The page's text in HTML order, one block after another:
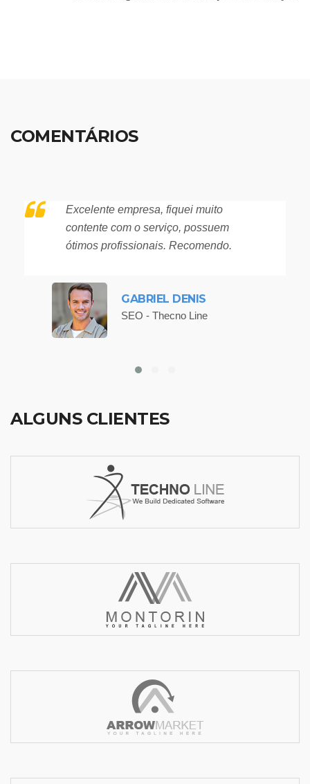
COMENTÁRIOS
Excelente empresa, fiquei muito
contente com o serviço, possuem
ótimos profissionais. Recomendo.
GABRIEL DENIS
SEO - Thecno Line
ALGUNS CLIENTES